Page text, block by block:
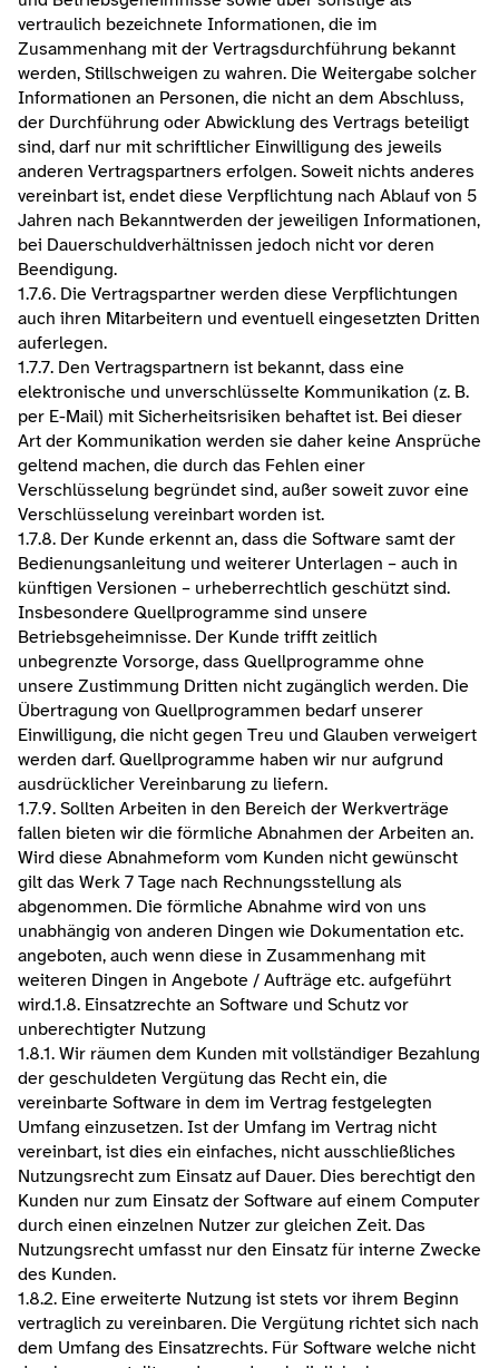
vertraulich bezeichnete Informationen, die im
Zusammenhang mit der Vertragsdurchführung bekannt
werden, Stillschweigen zu wahren. Die Weitergabe solcher
Informationen an Personen, die nicht an dem Abschluss,
der Durchführung oder Abwicklung des Vertrags beteiligt
sind, darf nur mit schriftlicher Einwilligung des jeweils
anderen Vertragspartners erfolgen. Soweit nichts anderes
vereinbart ist, endet diese Verpflichtung nach Ablauf von 5
Jahren nach Bekanntwerden der jeweiligen Informationen,
bei Dauerschuldverhältnissen jedoch nicht vor deren
Beendigung.
1.7.6. Die Vertragspartner werden diese Verpflichtungen
auch ihren Mitarbeitern und eventuell eingesetzten Dritten
auferlegen.
1.7.7. Den Vertragspartnern ist bekannt, dass eine
elektronische und unverschlüsselte Kommunikation (z. B.
per E-Mail) mit Sicherheitsrisiken behaftet ist. Bei dieser
Art der Kommunikation werden sie daher keine Ansprüche
geltend machen, die durch das Fehlen einer
Verschlüsselung begründet sind, außer soweit zuvor eine
Verschlüsselung vereinbart worden ist.
1.7.8. Der Kunde erkennt an, dass die Software samt der
Bedienungsanleitung und weiterer Unterlagen – auch in
künftigen Versionen – urheberrechtlich geschützt sind.
Insbesondere Quellprogramme sind unsere
Betriebsgeheimnisse. Der Kunde trifft zeitlich
unbegrenzte Vorsorge, dass Quellprogramme ohne
unsere Zustimmung Dritten nicht zugänglich werden. Die
Übertragung von Quellprogrammen bedarf unserer
Einwilligung, die nicht gegen Treu und Glauben verweigert
werden darf. Quellprogramme haben wir nur aufgrund
ausdrücklicher Vereinbarung zu liefern.
1.7.9. Sollten Arbeiten in den Bereich der Werkverträge
fallen bieten wir die förmliche Abnahmen der Arbeiten an.
Wird diese Abnahmeform vom Kunden nicht gewünscht
gilt das Werk 7 Tage nach Rechnungsstellung als
abgenommen. Die förmliche Abnahme wird von uns
unabhängig von anderen Dingen wie Dokumentation etc.
angeboten, auch wenn diese in Zusammenhang mit
weiteren Dingen in Angebote / Aufträge etc. aufgeführt
wird.​1.8. Einsatzrechte an Software und Schutz vor
unberechtigter Nutzung
1.8.1. Wir räumen dem Kunden mit vollständiger Bezahlung
der geschuldeten Vergütung das Recht ein, die
vereinbarte Software in dem im Vertrag festgelegten
Umfang einzusetzen. Ist der Umfang im Vertrag nicht
vereinbart, ist dies ein einfaches, nicht ausschließliches
Nutzungsrecht zum Einsatz auf Dauer. Dies berechtigt den
Kunden nur zum Einsatz der Software auf einem Computer
durch einen einzelnen Nutzer zur gleichen Zeit. Das
Nutzungsrecht umfasst nur den Einsatz für interne Zwecke
des Kunden.
1.8.2. Eine erweiterte Nutzung ist stets vor ihrem Beginn
vertraglich zu vereinbaren. Die Vergütung richtet sich nach
dem Umfang des Einsatzrechts. Für Software welche nicht